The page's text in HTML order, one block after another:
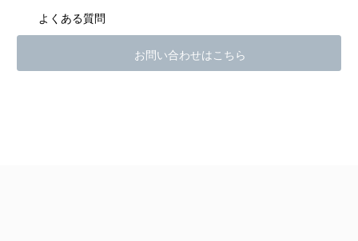
よくある質問
お問い合わせはこちら